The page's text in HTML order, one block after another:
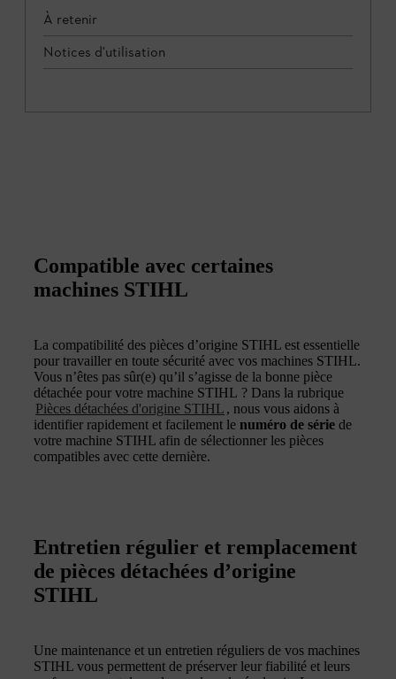
À retenir
Notices d'utilisation
Compatible avec certaines
machines STIHL
La compatibilité des pièces d’origine STIHL est essentielle
pour travailler en toute sécurité avec vos machines STIHL.
Vous n’êtes pas sûr(e) qu’il s’agisse de la bonne pièce
détachée pour votre machine STIHL ? Dans la rubrique
Pièces détachées d'origine STIHL , nous vous aidons à
identifier rapidement et facilement le numéro de série de
votre machine STIHL afin de sélectionner les pièces
compatibles avec cette dernière.
Entretien régulier et remplacement
de pièces détachées d’origine
STIHL
Une maintenance et un entretien réguliers de vos machines
STIHL vous permettent de préserver leur fiabilité et leurs